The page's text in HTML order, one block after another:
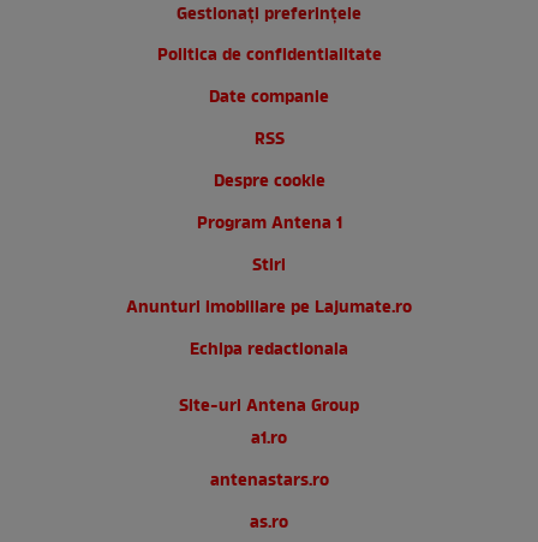
Gestionați preferințele
Politica de confidentialitate
Date companie
RSS
Despre cookie
Program Antena 1
Stiri
Anunturi imobiliare pe Lajumate.ro
Echipa redactionala
Site-uri Antena Group
a1.ro
antenastars.ro
as.ro